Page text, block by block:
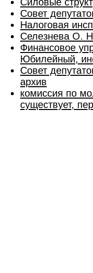
Совет
Налоговая
Селезнева О.
Финансовое
Юбилейный,
Совет
архив
комиссия по
существует,